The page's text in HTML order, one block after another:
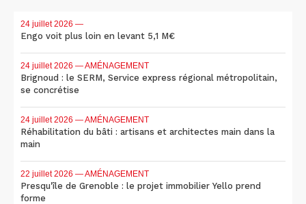
24 juillet 2026 —
Engo voit plus loin en levant 5,1 M€
24 juillet 2026 — AMÉNAGEMENT
Brignoud : le SERM, Service express régional métropolitain,
se concrétise
24 juillet 2026 — AMÉNAGEMENT
Réhabilitation du bâti : artisans et architectes main dans la
main
22 juillet 2026 — AMÉNAGEMENT
Presqu'île de Grenoble : le projet immobilier Yello prend
forme